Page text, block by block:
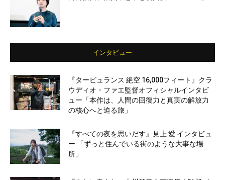
インタビュー
『タービュランス 絶空 16,000フィート』クラ
ウディオ・ファエ監督オフィシャルインタビ
ュー「本作は、人間の回復力と真実の解放力
の核心へと迫る旅」
『すべての夜を思いだす』見上 愛 インタビュ
ー 「ずっと住んでいる街のような大事な場
所」